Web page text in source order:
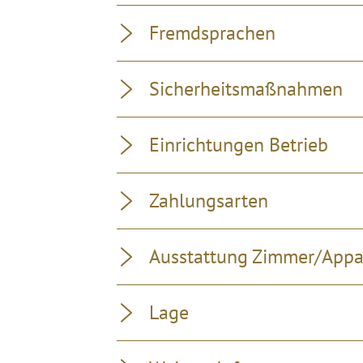
Fremdsprachen
Sicherheitsmaßnahmen
Einrichtungen Betrieb
Zahlungsarten
Ausstattung Zimmer/
Lage